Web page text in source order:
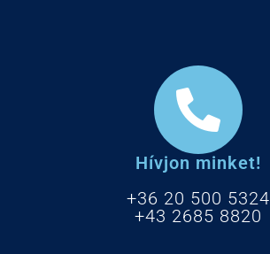
Hívjon minket!
+36 20 500 5324
+43 2685 8820